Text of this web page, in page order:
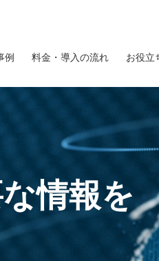
例 料金・導入の流れ お役立
情報を